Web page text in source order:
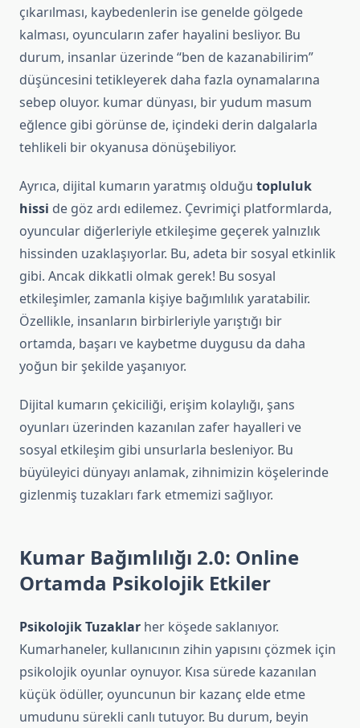
çıkarılması, kaybedenlerin ise genelde gölgede
kalması, oyuncuların zafer hayalini besliyor. Bu
durum, insanlar üzerinde “ben de kazanabilirim”
düşüncesini tetikleyerek daha fazla oynamalarına
sebep oluyor. kumar dünyası, bir yudum masum
eğlence gibi görünse de, içindeki derin dalgalarla
tehlikeli bir okyanusa dönüşebiliyor.
Ayrıca, dijital kumarın yaratmış olduğu topluluk
hissi de göz ardı edilemez. Çevrimiçi platformlarda,
oyuncular diğerleriyle etkileşime geçerek yalnızlık
hissinden uzaklaşıyorlar. Bu, adeta bir sosyal etkinlik
gibi. Ancak dikkatli olmak gerek! Bu sosyal
etkileşimler, zamanla kişiye bağımlılık yaratabilir.
Özellikle, insanların birbirleriyle yarıştığı bir
ortamda, başarı ve kaybetme duygusu da daha
yoğun bir şekilde yaşanıyor.
Dijital kumarın çekiciliği, erişim kolaylığı, şans
oyunları üzerinden kazanılan zafer hayalleri ve
sosyal etkileşim gibi unsurlarla besleniyor. Bu
büyüleyici dünyayı anlamak, zihnimizin köşelerinde
gizlenmiş tuzakları fark etmemizi sağlıyor.
Kumar Bağımlılığı 2.0: Online
Ortamda Psikolojik Etkiler
Psikolojik Tuzaklar her köşede saklanıyor.
Kumarhaneler, kullanıcının zihin yapısını çözmek için
psikolojik oyunlar oynuyor. Kısa sürede kazanılan
küçük ödüller, oyuncunun bir kazanç elde etme
umudunu sürekli canlı tutuyor. Bu durum, beyin